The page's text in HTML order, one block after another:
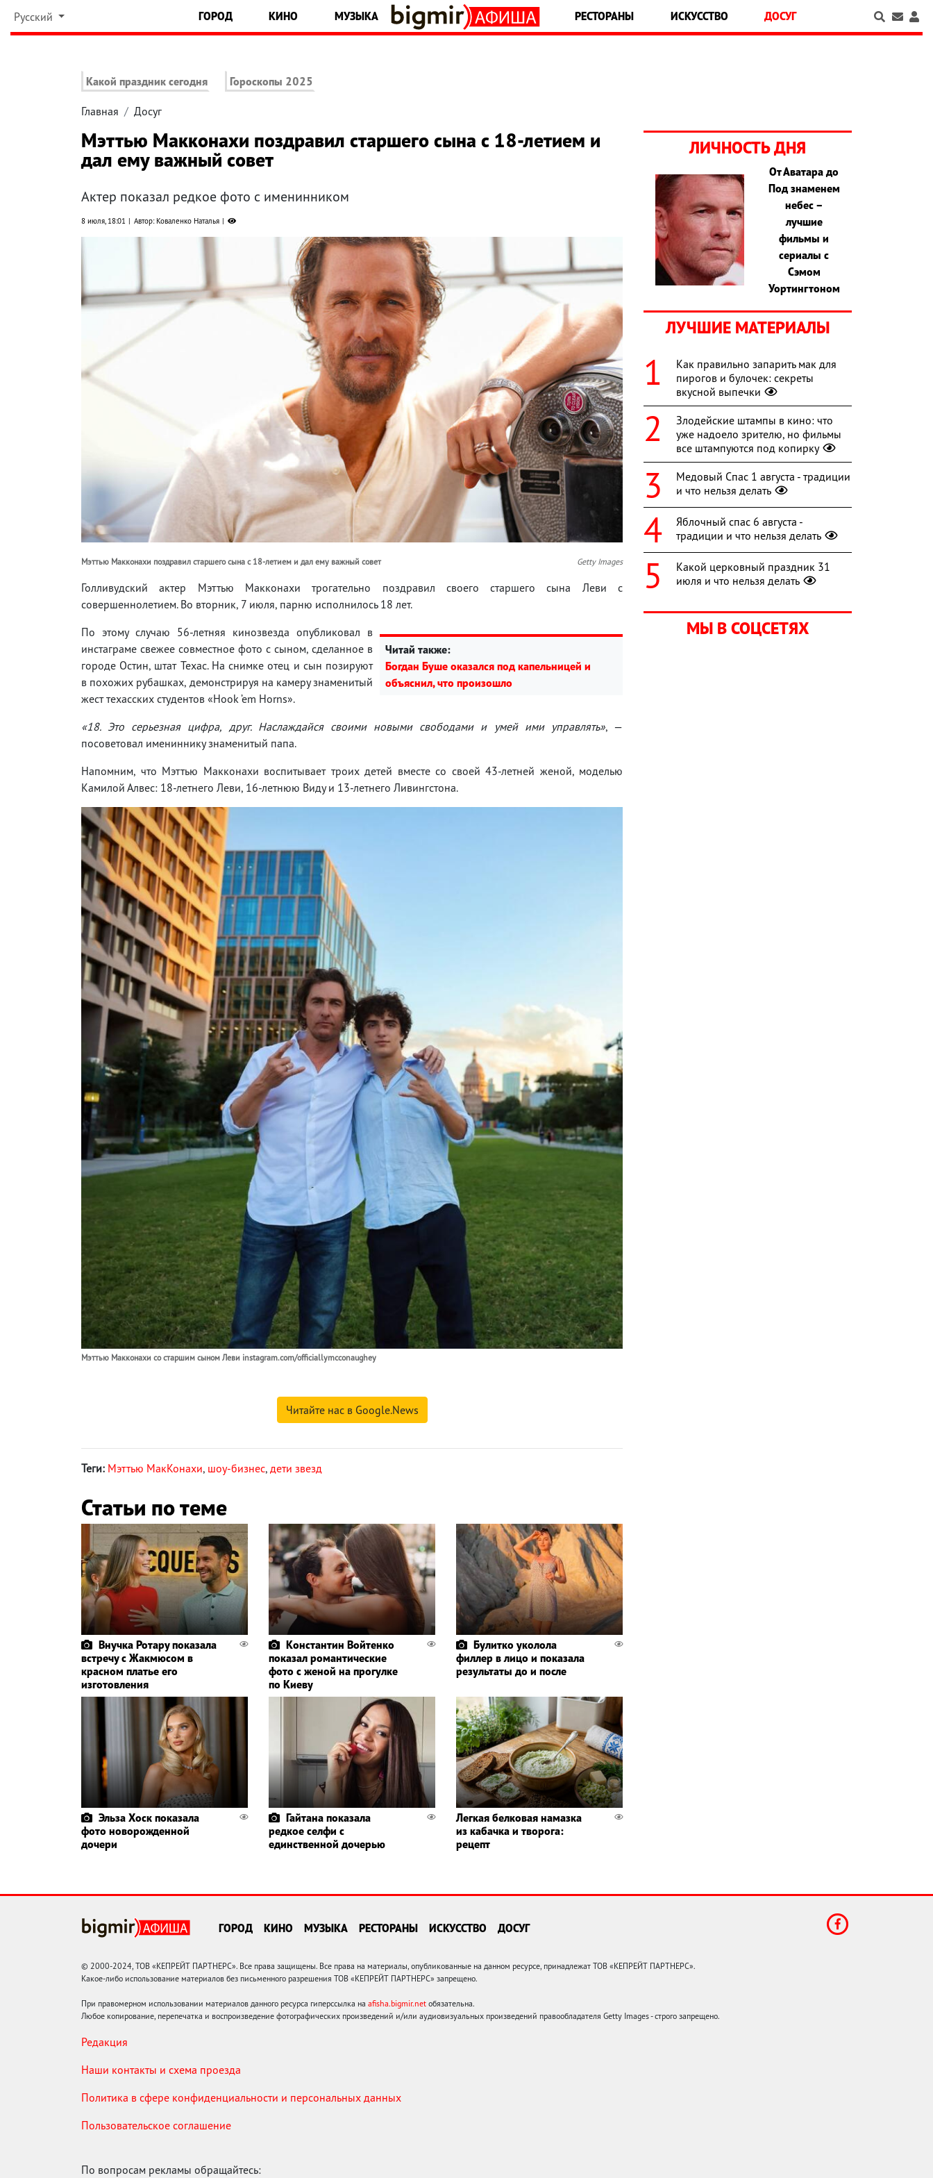
Русский ГОРОД КИНО МУЗЫКА РЕСТОРАНЫ ИСКУССТВО ДОСУГ
Какой праздник сегодня Гороскопы 2025
Главная Досуг
Мэттью Макконахи поздравил старшего сына с 18-летием и
дал ему важный совет
Актер показал редкое фото с именинником
8 июля, 18:01 Автор: Коваленко Наталья
Мэттью Макконахи поздравил старшего сына с 18-летием и дал ему важный совет Getty Images
Голливудский актер Мэттью Макконахи трогательно поздравил своего старшего сына Леви с
совершеннолетием. Во вторник, 7 июля, парню исполнилось 18 лет.
Читай также:
Богдан Буше оказался под капельницей и
объяснил, что произошло
По этому случаю 56-летняя кинозвезда опубликовал в
инстаграме свежее совместное фото с сыном, сделанное в
городе Остин, штат Техас. На снимке отец и сын позируют
в похожих рубашках, демонстрируя на камеру знаменитый
жест техасских студентов «Hook ’em Horns».
«18. Это серьезная цифра, друг. Наслаждайся своими новыми свободами и умей ими управлять», —
посоветовал имениннику знаменитый папа.
Напомним, что Мэттью Макконахи воспитывает троих детей вместе со своей 43-летней женой, моделью
Камилой Алвес: 18-летнего Леви, 16-летнюю Виду и 13-летнего Ливингстона.
Мэттью Макконахи со старшим сыном Леви instagram.com/officiallymcconaughey
Читайте нас в Google.News
Теги: Мэттью МакКонахи, шоу-бизнес, дети звезд
Статьи по теме
Внучка Ротару показала
встречу с Жакмюсом в
красном платье его
изготовления
Константин Войтенко
показал романтические
фото с женой на прогулке
по Киеву
Булитко уколола
филлер в лицо и показала
результаты до и после
Эльза Хоск показала
фото новорожденной
дочери
Гайтана показала
редкое селфи с
единственной дочерью
Легкая белковая намазка
из кабачка и творога:
рецепт
ЛИЧНОСТЬ ДНЯ
От Аватара до
Под знаменем
небес –
лучшие
фильмы и
сериалы с
Сэмом
Уортингтоном
ЛУЧШИЕ МАТЕРИАЛЫ
Как правильно запарить мак для
пирогов и булочек: секреты
вкусной выпечки
Злодейские штампы в кино: что
уже надоело зрителю, но фильмы
все штампуются под копирку
Медовый Спас 1 августа - традиции
и что нельзя делать
Яблочный спас 6 августа -
традиции и что нельзя делать
Какой церковный праздник 31
июля и что нельзя делать
МЫ В СОЦСЕТЯХ
ГОРОД КИНО МУЗЫКА РЕСТОРАНЫ ИСКУССТВО ДОСУГ
© 2000-2024, ТОВ «КЕПРЕЙТ ПАРТНЕРС». Все права защищены. Все права на материалы, опубликованные на данном ресурсе, принадлежат ТОВ «КЕПРЕЙТ ПАРТНЕРС».
Какое-либо использование материалов без письменного разрешения ТОВ «КЕПРЕЙТ ПАРТНЕРС» запрещено.
При правомерном использовании материалов данного ресурса гиперссылка на afisha.bigmir.net обязательна.
Любое копирование, перепечатка и воспроизведение фотографических произведений и/или аудиовизуальных произведений правообладателя Getty Images - строго запрещено.
Редакция
Наши контакты и схема проезда
Политика в сфере конфиденциальности и персональных данных
Пользовательское соглашение
По вопросам рекламы обращайтесь: